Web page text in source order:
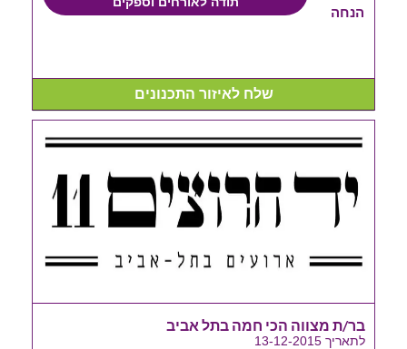
הנחה
שלח לאיזור התכנונים
בר/ת מצווה הכי חמה בתל אביב
לתאריך 13-12-2015